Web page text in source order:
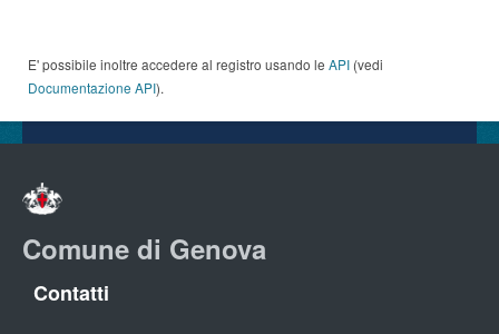
E' possibile inoltre accedere al registro usando le API (vedi
Documentazione API).
Comune di Genova
Contatti